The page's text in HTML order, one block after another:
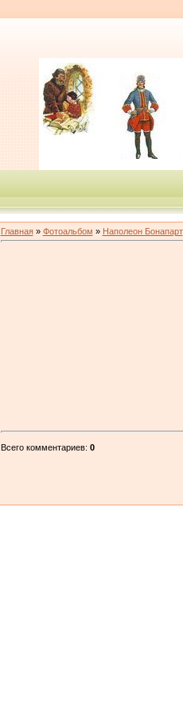
Главная» Фотоальбом » Наполеон Бонапарт
Всего комментариев: 0